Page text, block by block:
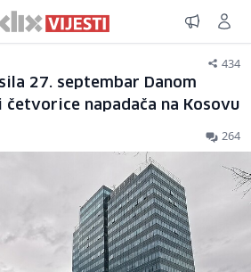
434
27. septembar Danom
napadača na Kosovu
264